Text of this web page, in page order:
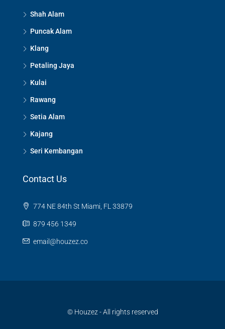
Shah Alam
Puncak Alam
Klang
Petaling Jaya
Kulai
Rawang
Setia Alam
Kajang
Seri Kembangan
Contact Us
774 NE 84th St Miami, FL 33879
879 456 1349
email@houzez.co
© Houzez - All rights reserved